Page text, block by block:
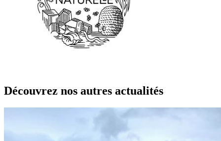
Découvrez nos autres actualités